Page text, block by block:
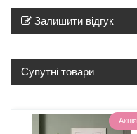
Залишити відгук
Супутні товари
Акція